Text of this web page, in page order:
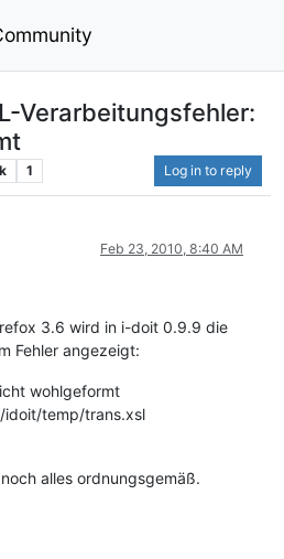
Verarbeitungsfehler:
1 Log in to reply
Feb 23, 2010, 8:40 AM
3.6 wird in i-doit 0.9.9 die
Fehler angezeigt:
wohlgeformt
idoit/temp/trans.xsl
alles ordnungsgemäß.